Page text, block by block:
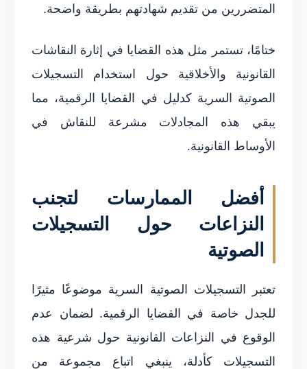
المتضررين من تقديم شهادتهم بطريقة واضحة.
ختامًا، تستمر مثل هذه القضايا في إثارة النقاشات
القانونية والأخلاقية حول استخدام التسجيلات
الصوتية السرية كدليل في القضايا الرقمية، مما
يبقي هذه المجادلات مشرعة للنقاش في
الأوساط القانونية.
أفضل الممارسات لتجنب
النزاعات حول التسجيلات
الصوتية
تعتبر التسجيلات الصوتية السرية موضوعًا مثيرًا
للجدل خاصة في القضايا الرقمية. لضمان عدم
الوقوع في النزاعات القانونية حول شرعية هذه
التسجيلات كأدلة، ينبغي اتباع مجموعة من